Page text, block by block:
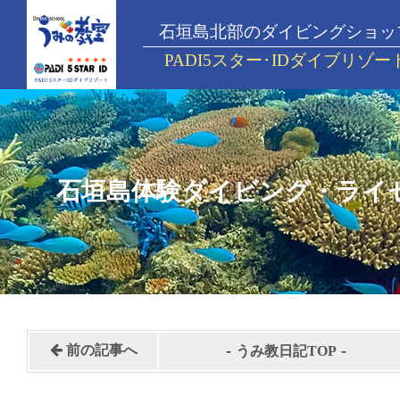
石垣島北部のダイビングショッ
PADI5スター･IDダイブリゾー
石垣島体験ダイビング・ライ
前の記事へ - うみ教日記TOP -